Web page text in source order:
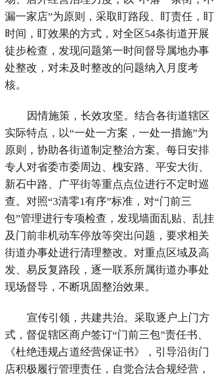
漏一家店”为原则，采取盯路段、盯责任，盯
时间，盯效果的方式，对全区54条街道开展
徒步检查，发现问题第一时间督导属地办事
处整改，对未及时整改的问题纳入月度考
核。
因情施策，长效攻坚。结合各街道辖区
实际特点，以“一处一方案，一处一措施”为
原则，协助各街道制定整治方案。每日安排
专人对省委市委周边、槐安路、平安大街、
新石中路、广平街等重点点位进行不定时巡
查。对照“3清零1有序”标准，对“门前三
包”管理进行专项检查，发现墙面乱贴、乱挂
及门前非机动车停放等突出问题，要求相关
街道办事处进行清理整改。对重点区域及高
发、易反复路段，逐一联系所属街道办事处
现场督导，不断巩固整治效果。
宣传引领，共建共治。采取逐户上门方
式，督促辖区商户签订“门前三包”责任书、
《杜绝违规占道经营保证书》，引导沿街门
店积极履行管理责任，自觉合法合规经营，